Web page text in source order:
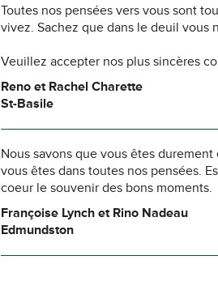
Toutes nos pensées vers vous sont
vivez. Sachez que dans le deuil vous
Veuillez accepter nos plus sincères
Reno et Rachel Charette
St-Basile
Nous savons que vous êtes
vous êtes dans toutes nos pensées.
coeur le souvenir des bons moments.
Françoise Lynch et Rino Nadeau
Edmundston